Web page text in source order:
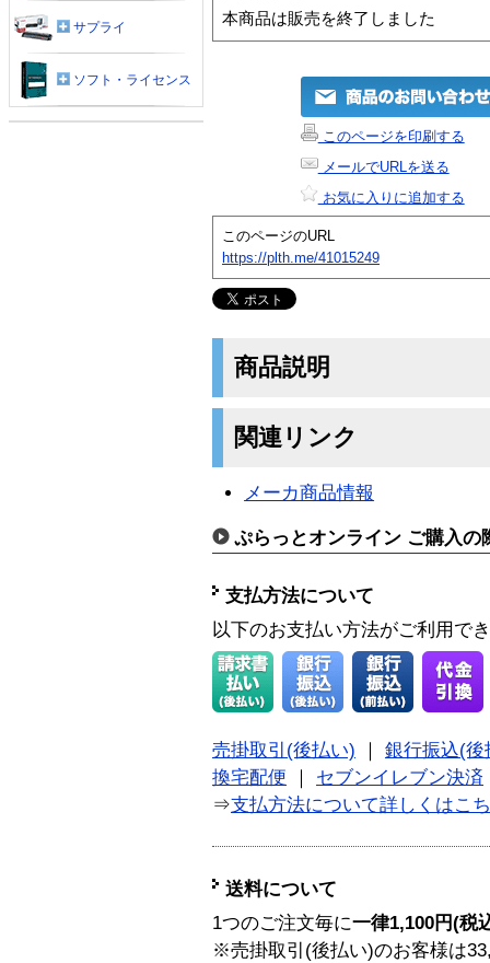
本商品は販売を終了しました
このページを印刷する
メールでURLを送る
お気に入りに追加する
このページのURL
https://plth.me/41015249
商品説明
関連リンク
メーカ商品情報
ぷらっとオンライン ご購入の
支払方法について
以下のお支払い方法がご利用で
売掛取引(後払い)
銀行振込(後
換宅配便
セブンイレブン決済
⇒支払方法について詳しくはこ
送料について
1つのご注文毎に一律1,100円(税
※売掛取引(後払い)のお客様は
サプライ
ソフト・ライセンス